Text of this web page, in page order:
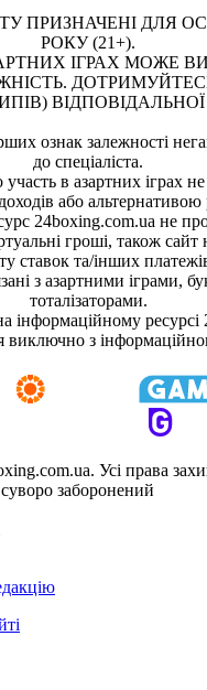
ПРИЗНАЧЕНІ ДЛЯ
РОКУ (21+).
ІГРАХ МОЖЕ
ВІДПОВІДАЛЬНОЇ
ознак залежності
до спеціаліста.
в азартних іграх
або альтернативою
24boxing.com.ua не
гроші, також
ставок та/інших
з азартними іграми,
тоталізаторами.
інформаційному
виключно з
Усi права
заборонений